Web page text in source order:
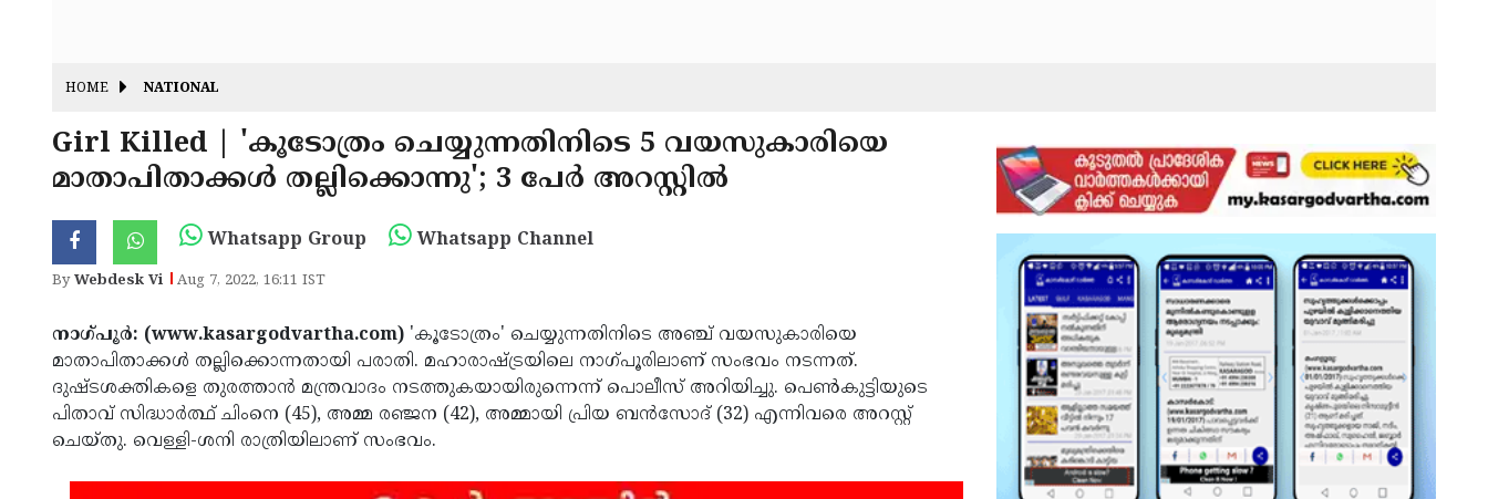
HOME NATIONAL
Girl Killed | 'കൂടോത്രം ചെയ്യുന്നതിനിടെ 5 വയസുകാരിയെ
മാതാപിതാക്കള്‍ തല്ലിക്കൊന്നു'; 3 പേർ അറസ്റ്റിൽ
Whatsapp Group Whatsapp Channel
ByWebdesk Vi Aug 7, 2022, 16:11 IST
നാഗ്പൂര്‍: (www.kasargodvartha.com) 'കൂടോത്രം' ചെയ്യുന്നതിനിടെ അഞ്ച് വയസുകാരിയെ
മാതാപിതാക്കള്‍ തല്ലിക്കൊന്നതായി പരാതി. മഹാരാഷ്ട്രയിലെ നാഗ്പൂരിലാണ് സംഭവം നടന്നത്.
ദുഷ്ടശക്തികളെ തുരത്താന്‍ മന്ത്രവാദം നടത്തുകയായിരുന്നെന്ന് പൊലീസ് അറിയിച്ചു. പെണ്‍കുട്ടിയുടെ
പിതാവ് സിദ്ധാര്‍ത്ഥ് ചിംനെ (45), അമ്മ രഞ്ജന (42), അമ്മായി പ്രിയ ബന്‍സോദ് (32) എന്നിവരെ അറസ്റ്റ്
ചെയ്തു. വെള്ളി-ശനി രാത്രിയിലാണ് സംഭവം.